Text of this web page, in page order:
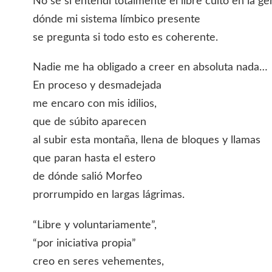
dónde mi sistema límbico presente
se pregunta si todo esto es coherente.
Nadie me ha obligado a creer en absoluta nada…
En proceso y desmadejada
me encaro con mis idilios,
que de súbito aparecen
al subir esta montaña, llena de bloques y llamas
que paran hasta el estero
de dónde salió Morfeo
prorrumpido en largas lágrimas.
“Libre y voluntariamente”,
“por iniciativa propia”
creo en seres vehementes,